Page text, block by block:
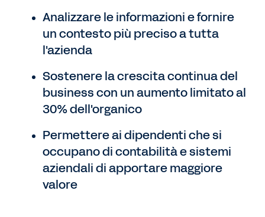
Analizzare le informazioni e fornire
un contesto più preciso a tutta
l'azienda
Sostenere la crescita continua del
business con un aumento limitato al
30% dell'organico
Permettere ai dipendenti che si
occupano di contabilità e sistemi
aziendali di apportare maggiore
valore